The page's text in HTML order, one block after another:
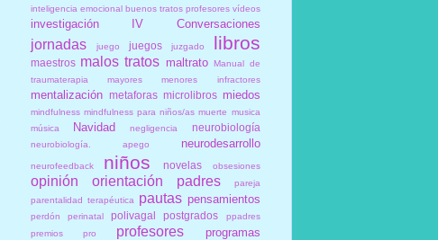
inteligencia emocional buenos tratos profesores vídeos
investigación IV Conversaciones
jornadas juego juegos juzgado libros
maestros malos tratos maltrato Manual de
traumaterapia
mayores menores infractores
mentalización metaforas microlibros miedos
mindfulness mindfulness para niños/as muerte musica
música
Navidad negligencia neurobiología
neurobiología. apego neurodesarrollo
neurofeedback niños novelas obsesiones
opinión orientación padres
pareja
parentalidad terapéutica
pautas pensamientos
perdón perinatal polivagal postgrados
ppadres
premios
pro profesores programas